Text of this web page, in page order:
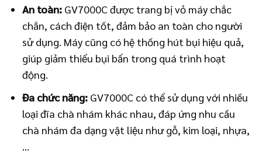
An toàn: GV7000C được trang bị vỏ máy chắc
chắn, cách điện tốt, đảm bảo an toàn cho người
sử dụng. Máy cũng có hệ thống hút bụi hiệu quả,
giúp giảm thiểu bụi bẩn trong quá trình hoạt
động.
Đa chức năng: GV7000C có thể sử dụng với nhiều
loại đĩa chà nhám khác nhau, đáp ứng nhu cầu
chà nhám đa dạng vật liệu như gỗ, kim loại, nhựa,
…